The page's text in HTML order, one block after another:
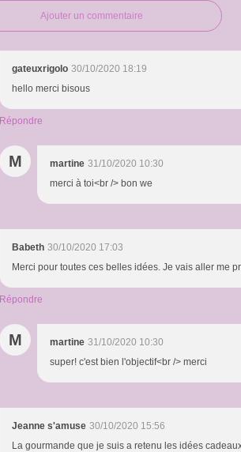
Ajouter un commentaire
gateuxrigolo 30/10/2020 18:19
hello merci bisous
Répondre
M martine 31/10/2020 10:30
merci à toi<br /> bon we
Babeth 30/10/2020 17:03
Merci pour toutes ces belles idées. Je vais aller me
Répondre
M martine 31/10/2020 10:30
super! c'est bien l'objectif<br /> merci
Jeanne s'amuse 30/10/2020 15:56
La gourmande que je suis a retenu les idées